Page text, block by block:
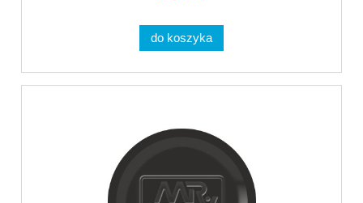
do koszyka